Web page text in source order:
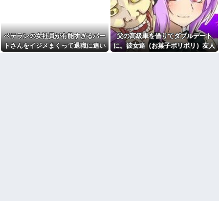
驚愕
【画像】付き合いたて彼女
「ごめーんちょびっツ散らかっ
てるけど上がって～！」←お前
子供を外遊びさせていると。
一昨日と今日同じ女の子に話し
かけられ...
今でも「日本が世界トップ」
なものって何がある？
青雲のCMソングをちいかわの
劇中歌だと思っていた模様
ベテランの女社員が有能すぎるパー
トさんをイジメまくって退職に追い
父の高級車を借りてダブルデート
に。彼女達（お菓子ボリボリ）友人